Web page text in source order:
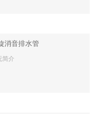
消音排水管
简介